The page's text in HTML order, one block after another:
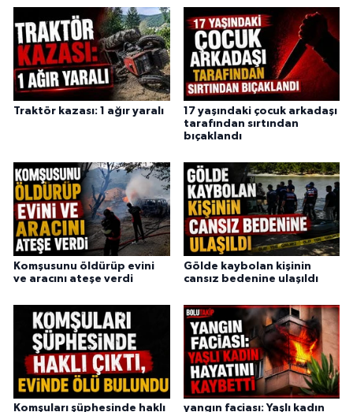
Traktör kazası: 1 ağır yaralı
17 yaşındaki çocuk arkadaşı
tarafından sırtından
bıçaklandı
Komşusunu öldürüp evini
ve aracını ateşe verdi
Gölde kaybolan kişinin
cansız bedenine ulaşıldı
Komşuları şüphesinde haklı yangın faciası: Yaşlı kadın